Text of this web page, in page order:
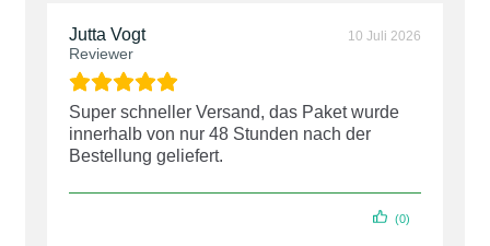
Jutta Vogt
Reviewer
10 Juli 2026
Super schneller Versand, das Paket wurde
innerhalb von nur 48 Stunden nach der
Bestellung geliefert.
(0)